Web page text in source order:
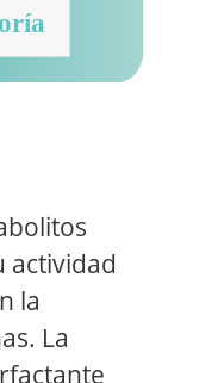
actividad
la
La